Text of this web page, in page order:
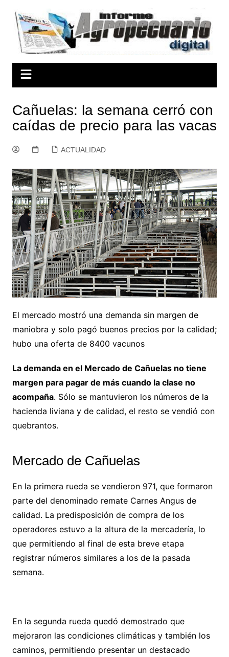
contenido
Cañuelas: la semana cerró con
caídas de precio para las vacas
ACTUALIDAD
El mercado mostró una demanda sin margen de
maniobra y solo pagó buenos precios por la calidad;
hubo una oferta de 8400 vacunos
La demanda en el Mercado de Cañuelas no tiene
margen para pagar de más cuando la clase no
acompaña. Sólo se mantuvieron los números de la
hacienda liviana y de calidad, el resto se vendió con
quebrantos.
Mercado de Cañuelas
En la primera rueda se vendieron 971, que formaron
parte del denominado remate Carnes Angus de
calidad. La predisposición de compra de los
operadores estuvo a la altura de la mercadería, lo
que permitiendo al final de esta breve etapa
registrar números similares a los de la pasada
semana.
En la segunda rueda quedó demostrado que
mejoraron las condiciones climáticas y también los
caminos, permitiendo presentar un destacado